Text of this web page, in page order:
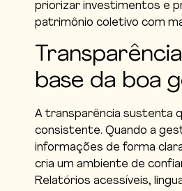
priorizar investimentos e
patrimônio coletivo com
base da boa
A transparência sustenta
consistente. Quando a
informações de forma
cria um ambiente de
Relatórios acessíveis,